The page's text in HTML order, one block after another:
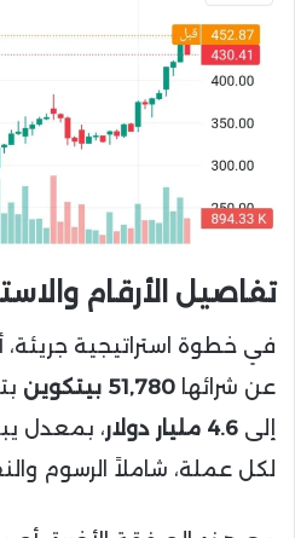
تفاصيل الأرقام
في خطوة استراتيجية جريئة،
عن شرائها 51,780 بيتكوين
إلى 4.6 مليار دولار ، بمعدل
لكل عملة، شاملاً الرسوم